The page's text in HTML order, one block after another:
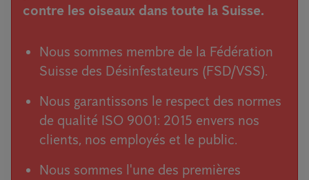
contre les oiseaux dans toute la Suisse.
Nous sommes membre de la Fédération
Suisse des Désinfestateurs (FSD/VSS).
Nous garantissons le respect des normes
de qualité ISO 9001: 2015 envers nos
clients, nos employés et le public.
Nous sommes l'une des premières